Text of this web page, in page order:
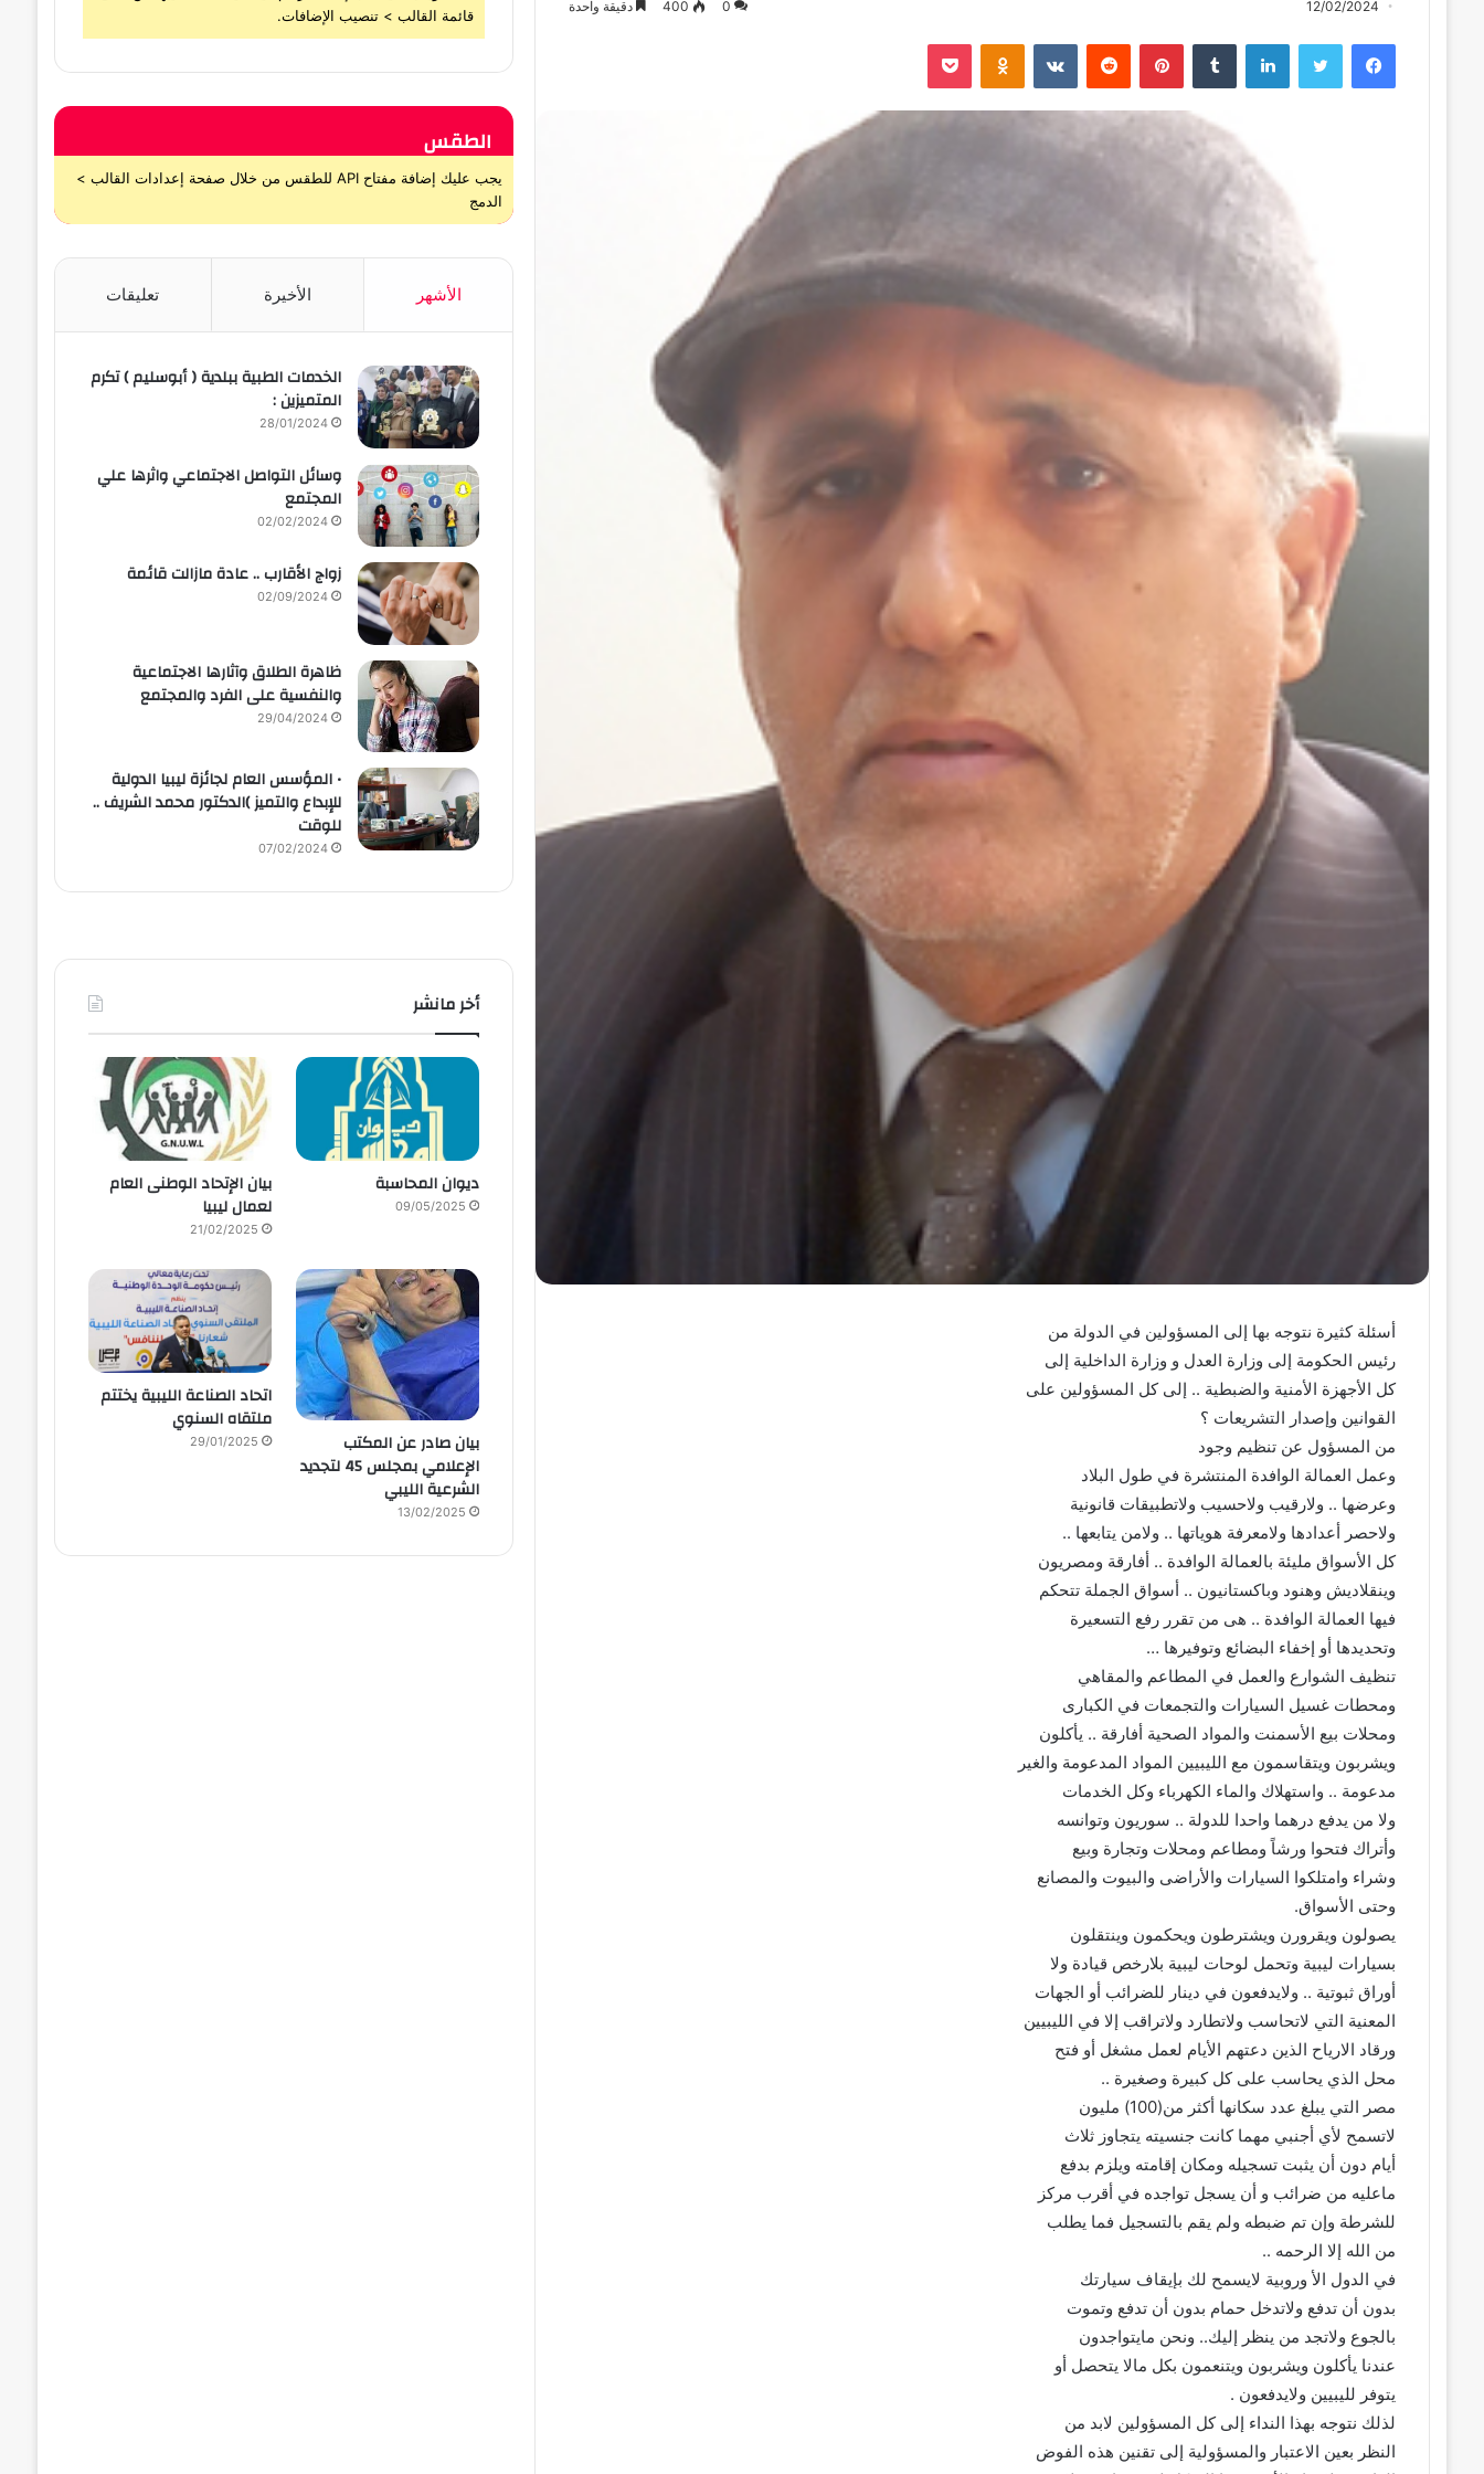
12/02/2024
0
400 دقيقة واحدة
فيسبوك تويتر لينكدإن ‏Tumblr بينتيريست
‏Reddit
‏VKontakte
Odnoklassniki
بوكيت
أسئلة كثيرة نتوجه بها إلى المسؤولين في الدولة من
رئيس الحكومة إلى وزارة العدل و وزارة الداخلية إلى
كل الأجهزة الأمنية والضبطية .. إلى كل المسؤولين على
القوانين وإصدار التشريعات ؟
من المسؤول عن تنظيم وجود
وعمل العمالة الوافدة المنتشرة في طول البلاد
وعرضها .. ولارقيب ولاحسيب ولاتطبيقات قانونية
ولاحصر أعدادها ولامعرفة هوياتها .. ولامن يتابعها ..
كل الأسواق مليئة بالعمالة الوافدة .. أفارقة ومصريون
وينقلاديش وهنود وباكستانيون .. أسواق الجملة تتحكم
فيها العمالة الوافدة .. هى من تقرر رفع التسعيرة
وتحديدها أو إخفاء البضائع وتوفيرها …
تنظيف الشوارع والعمل في المطاعم والمقاهي
ومحطات غسيل السيارات والتجمعات في الكبارى
ومحلات بيع الأسمنت والمواد الصحية أفارقة .. يأكلون
ويشربون ويتقاسمون مع الليبيين المواد المدعومة والغير
مدعومة .. واستهلاك والماء الكهرباء وكل الخدمات
ولا من يدفع درهما واحدا للدولة .. سوريون وتوانسه
وأتراك فتحوا ورشاً ومطاعم ومحلات وتجارة وبيع
وشراء وامتلكوا السيارات والأراضى والبيوت والمصانع
وحتى الأسواق.
يصولون ويقرورن ويشترطون ويحكمون وينتقلون
بسيارات ليبية وتحمل لوحات ليبية بلارخص قيادة ولا
أوراق ثبوتية .. ولايدفعون في دينار للضرائب أو الجهات
المعنية التي لاتحاسب ولاتطارد ولاتراقب إلا في الليبيين
ورقاد الارياح الذين دعتهم الأيام لعمل مشغل أو فتح
محل الذي يحاسب على كل كبيرة وصغيرة ..
مصر التي يبلغ عدد سكانها أكثر من(100) مليون
لاتسمح لأي أجنبي مهما كانت جنسيته يتجاوز ثلاث
أيام دون أن يثبت تسجيله ومكان إقامته ويلزم بدفع
ماعليه من ضرائب و أن يسجل تواجده في أقرب مركز
للشرطة وإن تم ضبطه ولم يقم بالتسجيل فما يطلب
من الله إلا الرحمه ..
في الدول الأ وروبية لايسمح لك بإيقاف سيارتك
بدون أن تدفع ولاتدخل حمام بدون أن تدفع وتموت
بالجوع ولاتجد من ينظر إليك.. ونحن مايتواجدون
عندنا يأكلون ويشربون ويتنعمون بكل مالا يتحصل أو
يتوفر لليبيين ولايدفعون .
لذلك نتوجه بهذا النداء إلى كل المسؤولين لابد من
النظر بعين الاعتبار والمسؤولية إلى تقنين هذه الفوض
قائمة القالب > تنصيب الإضافات.
الطقس
يجب عليك إضافة مفتاح API للطقس من خلال صفحة إعدادات القالب >
الدمج
الأشهر الأخيرة تعليقات
الخدمات الطبية ببلدية ( أبوسليم ) تكرم
المتميزين :
28/01/2024
وسائل التواصل الاجتماعي واثرها علي
المجتمع
02/02/2024
زواج الأقارب .. عادة مازالت قائمة
02/09/2024
ظاهرة الطلاق وآثارها الاجتماعية
والنفسية على الفرد والمجتمع
29/04/2024
• المؤسس العام لجائزة ليبيا الدولية
للإبداع والتميز )الدكتور محمد الشريف ..
للوقت
07/02/2024
أخر مانشر
ديوان المحاسبة
09/05/2025
بيان الإتحاد الوطنى العام
لعمال ليبيا
21/02/2025
بيان صادر عن المكتب
الإعلامي بمجلس 45 لتجديد
الشرعية الليبي
13/02/2025
اتحاد الصناعة الليبية يختتم
ملتقاه السنوي
29/01/2025